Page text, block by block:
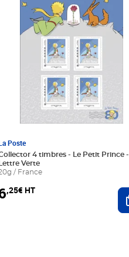
panier
Poste
4 timbres - Le Petit Prince -
Lettre Verte
/ France
,25€ HT